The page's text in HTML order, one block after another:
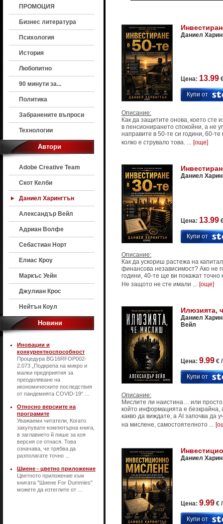
ПРОМОЦИЯ
Бизнес литература
Психология
История
Любопитно
90 минути за...
Политика
Забранените въпроси
Технологии
Автори
Adobe Creative Team
Скот Келби
Даниел Харингтън
Александър Вейл
Адриан Волфе
Себастиан Норт
Елиас Кроу
Маркъс Уейн
Джулиан Крос
Нейтън Коул
Новини
Иновации и
конкурентноспособност
Процедура BG16RFOP002-
2.073 „Подкрепа на микро и
малки предприятия за
преодоляване на
икономическите последствия
от пандемията COVID-19“ ...
Относно версиите на
програмите
Уважаеми читатели, Когато
закупувате компютърна книга,
в заглавието й пише за коя
версия се отнася. Това
означава, че трябва да
разполагате точно ...
Шиене - цветно приложение
Цветното приложение към
книгата "Шиене For Dummies"
можете да изтеглите от ...
Даниел
Цена: 13.99
Купи от
Описание:
Как да защитите онова, което сте
в пенсионирането спокойни, а не
направите в 50-те си години, 60-
колко е струвало това. ... [още]
Даниел
Цена: 13.99
Купи от
Описание:
Как да ускориш растежа на
финансова независимост? Ако не
години, 40-те ще ви покажат точно
Не защото не сте имали ... [още]
Илюзията,
Даниел
Вейл
Цена: 9.99 €
Купи от
Описание:
Мислите ли наистина… или просто
който информацията е безкрайна,
какво да виждате, а AI започва да
на мислене, самостоятелното ...
Даниел
Цена: 9.99 €
Купи от